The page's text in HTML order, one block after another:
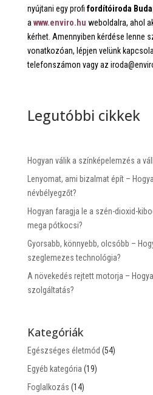
nyújtani egy profi fordítóiroda
a www.enviro.hu weboldalra, ahol
kérhet. Amennyiben kérdése lenne
vonatkozóan, lépjen velünk
telefonszámon vagy az
Legutóbbi cikkek
Hogyan válik a színképelemzés a
Lenyomat, ami bizalmat épít –
névbélyegzőt?
Hogyan faragja le a szén-dioxid-
mega pótkocsi?
Gyorsabb, könnyebb, olcsóbb –
szeglemezes technológia?
A növekedés rejtett motorja –
szolgáltatás?
Kategóriák
Egészséges életmód (54)
Egyéb kategória (19)
Foglalkozás (14)